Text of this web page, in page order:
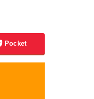
Pocket